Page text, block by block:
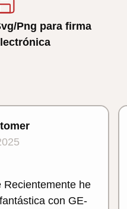
Png para firma
con GE-